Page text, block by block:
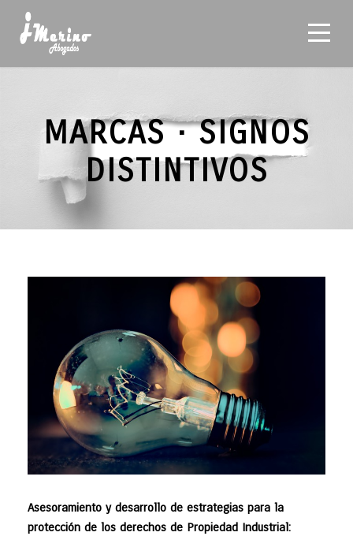
MARCAS · SIGNOS
DISTINTIVOS
Asesoramiento y desarrollo de estrategias para la
protección de los derechos de Propiedad Industrial: